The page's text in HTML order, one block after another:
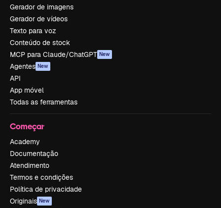
Gerador de imagens
Gerador de vídeos
Texto para voz
Conteúdo de stock
MCP para Claude/ChatGPT New
Agentes New
API
App móvel
Todas as ferramentas
Começar
Academy
Documentação
Atendimento
Termos e condições
Política de privacidade
Originais New